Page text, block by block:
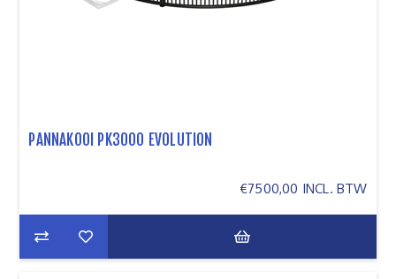
PANNAKOOI PK3000 EVOLUTION
€7500,00 INCL. BTW